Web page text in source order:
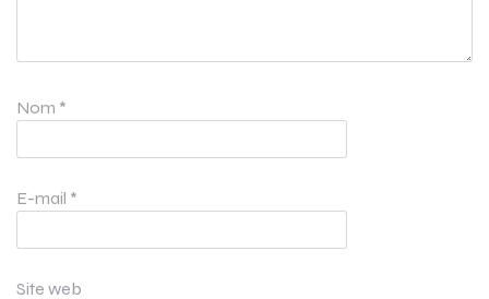
Nom *
E-mail *
Site web